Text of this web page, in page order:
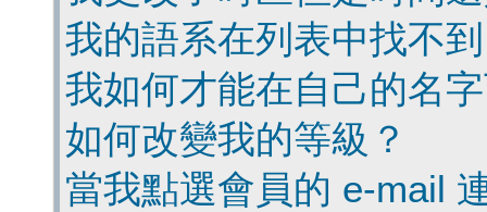
我的語系在列表中找不
我如何才能在自己的名
如何改變我的等級？
當我點選會員的 e-mail